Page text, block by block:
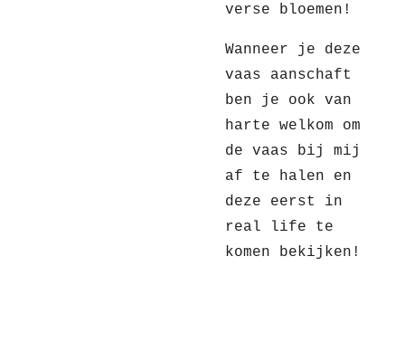
verse bloemen!
Wanneer je deze
vaas aanschaft
ben je ook van
harte welkom om
de vaas bij mij
af te halen en
deze eerst in
real life te
komen bekijken!